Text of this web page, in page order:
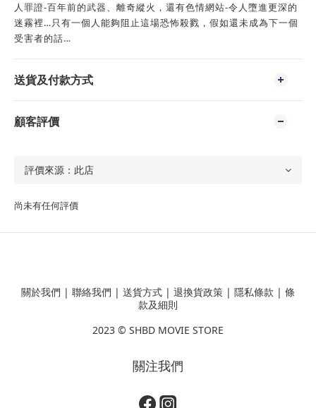
人罪證-百年前的武器、離奇縱火，還有色情網站-令人墮進更深的
迷霧裡…只有一個人能夠阻止這場恐怖殺戮，假如還未成為下一個
受害者的話…
送貨及付款方式
顧客評價
尚未有任何評價
關於我們 | 聯絡我們 | 送貨方式 | 退換貨政策 | 隱私條款 | 條
款及細則
2023 © SHBD MOVIE STORE
關注我們